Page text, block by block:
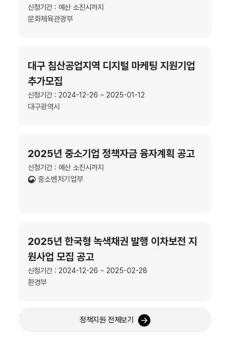
신청기간 : 예산 소진시까지
문화체육관광부
대구 침산공업지역 디지털 마케팅 지원기업
추가모집
신청기간 : 2024-12-26 ~ 2025-01-12
대구광역시
2025년 중소기업 정책자금 융자계획 공고
신청기간 : 예산 소진시까지
중소벤처기업부
2025년 한국형 녹색채권 발행 이차보전 지
원사업 모집 공고
신청기간 : 2024-12-26 ~ 2025-02-28
환경부
정책지원 전체보기